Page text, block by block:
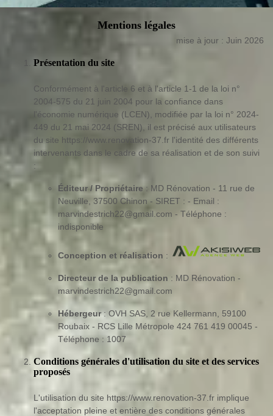
Mentions légales
mise à jour : Juin 2026
Présentation du site
Conformément à l'article 6 et à l'article 1-1 de la loi n°
2004-575 du 21 juin 2004 pour la confiance dans
l'économie numérique (LCEN), modifiée par la loi n° 2024-
449 du 21 mai 2024 (SREN), il est précisé aux utilisateurs
du site https://www.renovation-37.fr l'identité des différents
intervenants dans le cadre de sa réalisation et de son suivi
:
Éditeur / Propriétaire: MD Rénovation - 11 rue de
Neuville, 37500 Chinon - SIRET : - Email :
marvindestrich22@gmail.com - Téléphone :
indisponible
Conception et réalisation :
Directeur de la publication : MD Rénovation -
marvindestrich22@gmail.com
Hébergeur: OVH SAS, 2 rue Kellermann, 59100
Roubaix - RCS Lille Métropole 424 761 419 00045 -
Téléphone : 1007
Conditions générales d'utilisation du site et des services
proposés
L'utilisation du site https://www.renovation-37.fr implique
l'acceptation pleine et entière des conditions générales